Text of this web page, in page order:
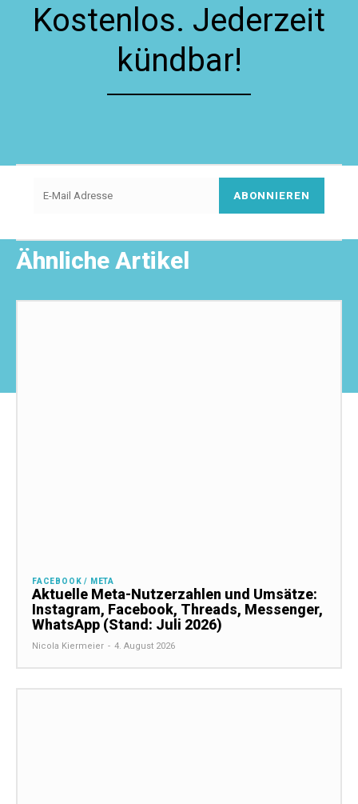
Kostenlos. Jederzeit
kündbar!
ABONNIEREN
Ähnliche Artikel
FACEBOOK / META
Aktuelle Meta-Nutzerzahlen und Umsätze:
Instagram, Facebook, Threads, Messenger,
WhatsApp (Stand: Juli 2026)
Nicola Kiermeier - 4. August 2026